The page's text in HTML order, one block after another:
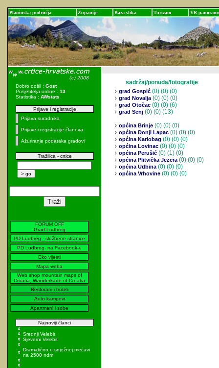
Planinska područja Županije Baza slika Turizam VR panorame
Dobro došli : Gost
Posjetitelja online : 13
Statistika : AWstats
Prijave i registracije
Prijava suradnika
Prijave i registracije članova
Ažuriranje podataka gradovi
Tražilica - crtice
FORUM OFF
Grad Ludbreg
PD Ludbreg - službene stranice
PD Ludbreg- na Facebook-u
Eko vijesti
Mapa weba
Web shop mountain maps of
Croatia, Wanderkarte of Croatia
Restorani i hoteli
Auto kampovi
Apartmani i sobe
Najnoviji članci
Srednji Velebit
Sjeverni Velebit
Dramatično u snježnoj mećavi
na 2500 ndm
sadržaj/ponuda/fotografije
grad Gospić (0) (0) (0)
grad Novalja(0) (0) (0)
grad Otočac (0) (0) (6)
grad Senj (0) (0) (13)
općina Brinje (0) (0) (0)
općina Donji Lapac (0) (0) (0)
općina Karlobag (0) (0) (0)
općina Lovinac (0) (0) (0)
općina Perušić (0) (1) (0)
općina Plitvička Jezera(0) (0) (0)
općina Udbina(0) (0) (0)
općina Vrhovine (0) (0) (0)